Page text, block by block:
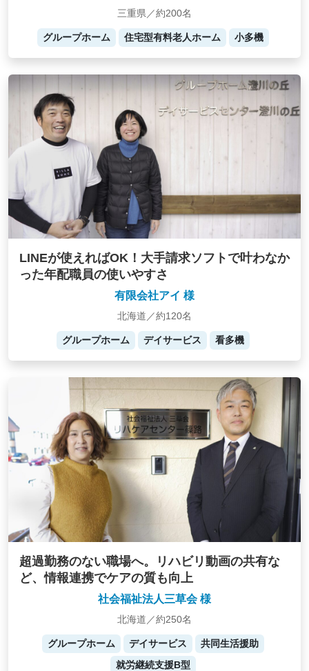
三重県／約200名
グループホーム 住宅型有料老人ホーム 小多機
LINEが使えればOK！大手請求ソフトで叶わなか
った年配職員の使いやすさ
有限会社アイ 様
北海道／約120名
グループホーム デイサービス 看多機
超過勤務のない職場へ。リハビリ動画の共有な
ど、情報連携でケアの質も向上
社会福祉法人三草会 様
北海道／約250名
グループホーム デイサービス
共同生活援助
就労継続支援B型